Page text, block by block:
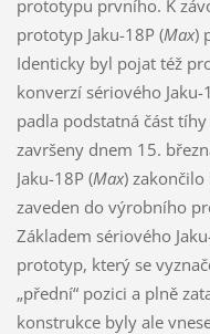
prototypu prvního. K
prototyp Jaku-18P (Max)
Identicky byl pojat též
konverzí sériového Jaku-
padla podstatná část
završeny dnem 15.
Jaku-18P (Max)
zaveden do výrobního
Základem sériového
prototyp, který se
„přední“ pozici a plně
konstrukce byly ale